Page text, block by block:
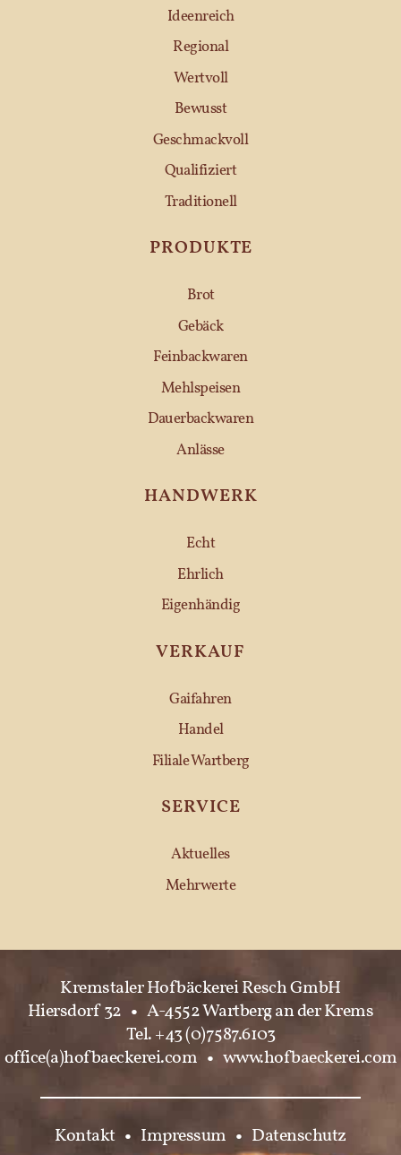
Ideenreich
Regional
Wertvoll
Bewusst
Geschmackvoll
Qualifiziert
Traditionell
PRODUKTE
Brot
Gebäck
Feinbackwaren
Mehlspeisen
Dauerbackwaren
Anlässe
HANDWERK
Echt
Ehrlich
Eigenhändig
VERKAUF
Gaifahren
Handel
Filiale Wartberg
SERVICE
Aktuelles
Mehrwerte
Kremstaler Hofbäckerei Resch GmbH
Hiersdorf 32 • A-4552 Wartberg an der Krems
Tel. +43 (0)7587.6103
office(a)hofbaeckerei.com • www.hofbaeckerei.com
Kontakt • Impressum • Datenschutz